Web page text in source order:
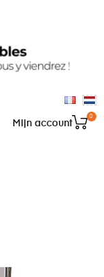
0
Mijn account